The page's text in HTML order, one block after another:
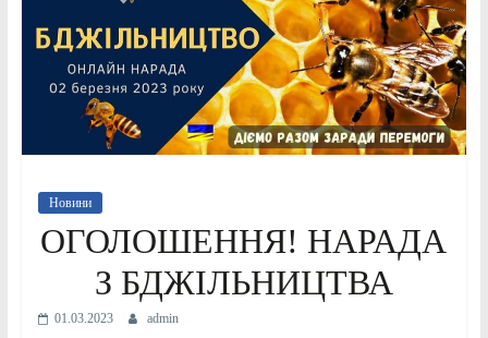
Новини
ОГОЛОШЕННЯ! НАРАДА
З БДЖІЛЬНИЦТВА
01.03.2023 admin